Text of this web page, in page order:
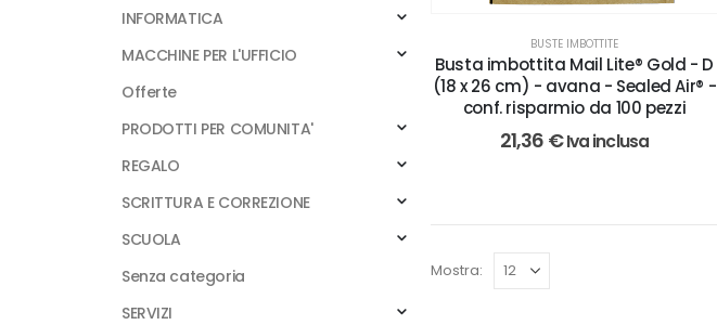
BUSTE IMBOTTITE
Busta imbottita Mail Lite® Gold - D
(18 x 26 cm) - avana - Sealed Air® -
conf. risparmio da 100 pezzi
21,36 €Iva inclusa
Mostra:
INFORMATICA
MACCHINE PER L'UFFICIO
Offerte
PRODOTTI PER COMUNITA'
REGALO
SCRITTURA E CORREZIONE
SCUOLA
Senza categoria
SERVIZI